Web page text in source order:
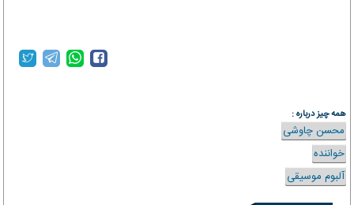
همه چیز درباره :
محسن چاوشی
خواننده
آلبوم موسیقی